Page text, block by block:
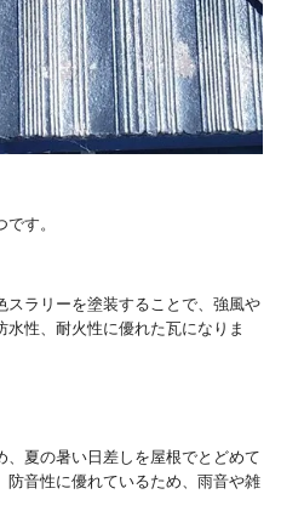
す。
スラリーを塗装することで、強風や
性、耐火性に優れた瓦になりま
夏の暑い日差しを屋根でとどめて
防音性に優れているため、雨音や雑